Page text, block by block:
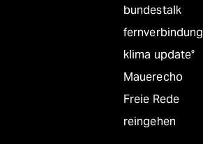
bundestalk
fernverbindung
klima update°
Mauerecho
Freie Rede
reingehen